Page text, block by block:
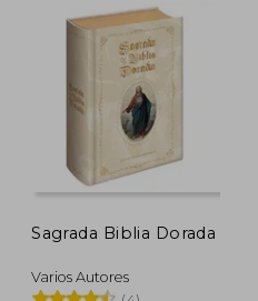
Sagrada Biblia Dorada
Varios Autores